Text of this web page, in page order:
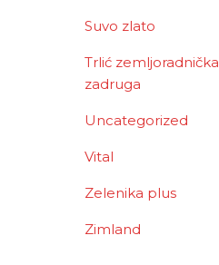
Suvo zlato
Trlić zemljoradnička
zadruga
Uncategorized
Vital
Zelenika plus
Zimland